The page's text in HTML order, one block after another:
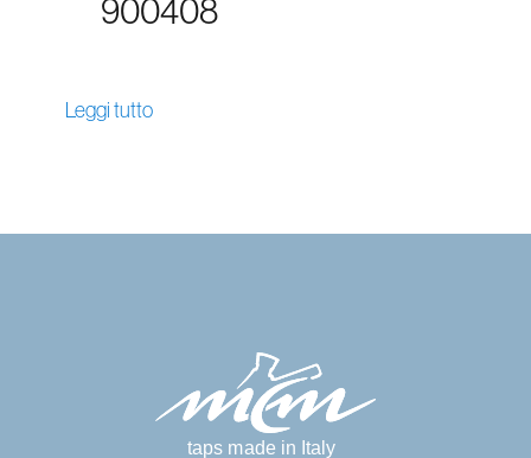
900408
Leggi tutto